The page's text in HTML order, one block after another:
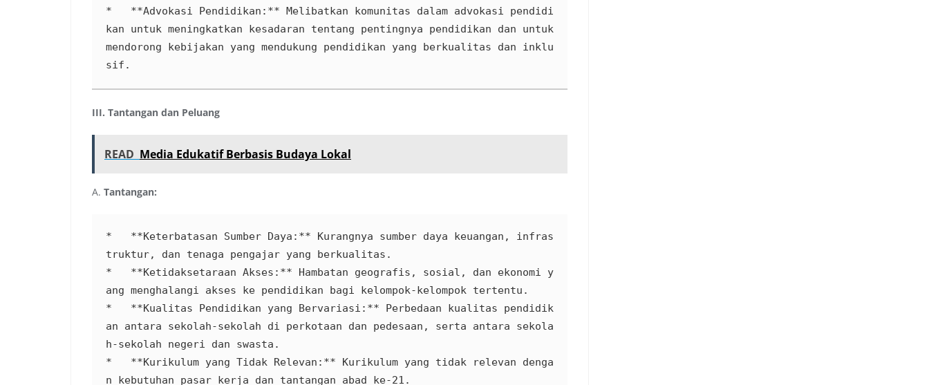
*   **Advokasi Pendidikan:** Melibatkan komunitas dalam advokasi pendidi
kan untuk meningkatkan kesadaran tentang pentingnya pendidikan dan untuk
mendorong kebijakan yang mendukung pendidikan yang berkualitas dan inklu
sif.
III. Tantangan dan Peluang
READ Media Edukatif Berbasis Budaya Lokal
A. Tantangan:
*   **Keterbatasan Sumber Daya:** Kurangnya sumber daya keuangan, infras
truktur, dan tenaga pengajar yang berkualitas.
*   **Ketidaksetaraan Akses:** Hambatan geografis, sosial, dan ekonomi y
ang menghalangi akses ke pendidikan bagi kelompok-kelompok tertentu.
*   **Kualitas Pendidikan yang Bervariasi:** Perbedaan kualitas pendidik
an antara sekolah-sekolah di perkotaan dan pedesaan, serta antara sekola
h-sekolah negeri dan swasta.
*   **Kurikulum yang Tidak Relevan:** Kurikulum yang tidak relevan denga
n kebutuhan pasar kerja dan tantangan abad ke-21.